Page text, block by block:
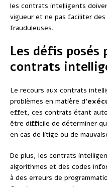
les contrats intelligents
vigueur et ne pas faciliter
frauduleuses.
Les défis posés
contrats
Le recours aux contrats
problèmes en matière d’
effet, ces contrats étant
être difficile de déterminer
en cas de litige ou de
De plus, les contrats
algorithmes et des codes
à des erreurs de